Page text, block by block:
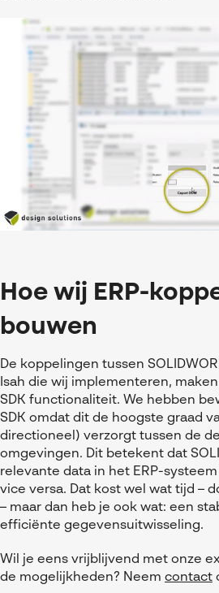
Hoe wij ERP-
bouwen
De koppelingen tussen
Isah die wij implementeren,
SDK functionaliteit. We hebben
SDK omdat dit de hoogste graad
directioneel) verzorgt tussen de
omgevingen. Dit betekent dat
relevante data in het ERP-
vice versa. Dat kost wel wat tijd –
– maar dan heb je ook wat: een
efficiënte gegevensuitwisseling.
Wil je eens vrijblijvend met onze
de mogelijkheden? Neem contact